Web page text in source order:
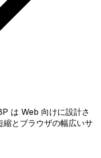
は Web 向けに設計さ
とブラウザの幅広いサ